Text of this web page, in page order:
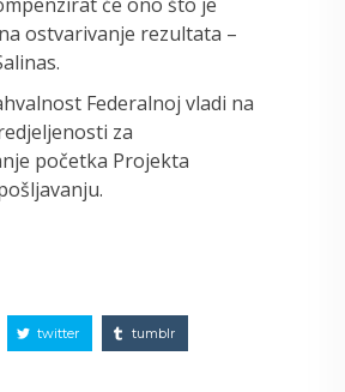
ostvarivanje rezultata –
Federalnoj vladi na
za
početka Projekta
twitter tumblr